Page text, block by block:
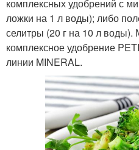
комплексных удобрений с
ложки на 1 л воды); либо
селитры (20 г на 10 л воды).
комплексное удобрение
линии MINERAL.